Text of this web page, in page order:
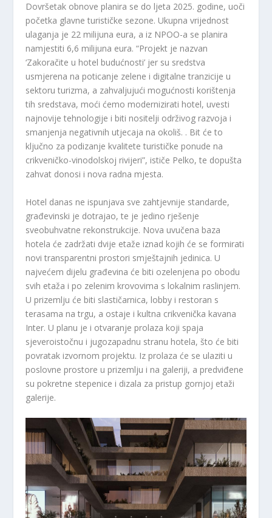
Dovršetak obnove planira se do ljeta 2025. godine, uoči
početka glavne turističke sezone. Ukupna vrijednost
ulaganja je 22 milijuna eura, a iz NPOO-a se planira
namjestiti 6,6 milijuna eura. “Projekt je nazvan
‘Zakoračite u hotel budućnosti’ jer su sredstva
usmjerena na poticanje zelene i digitalne tranzicije u
sektoru turizma, a zahvaljujući mogućnosti korištenja
tih sredstava, moći ćemo modernizirati hotel, uvesti
najnovije tehnologije i biti nositelji održivog razvoja i
smanjenja negativnih utjecaja na okoliš. . Bit će to
ključno za podizanje kvalitete turističke ponude na
crikveničko-vinodolskoj rivijeri”, ističe Pelko, te dopušta
zahvat donosi i nova radna mjesta.
Hotel danas ne ispunjava sve zahtjevnije standarde,
građevinski je dotrajao, te je jedino rješenje
sveobuhvatne rekonstrukcije. Nova uvučena baza
hotela će zadržati dvije etaže iznad kojih će se formirati
novi transparentni prostori smještajnih jedinica. U
najvećem dijelu građevina će biti ozelenjena po obodu
svih etaža i po zelenim krovovima s lokalnim raslinjem.
U prizemlju će biti slastičarnica, lobby i restoran s
terasama na trgu, a ostaje i kultna crikvenička kavana
Inter. U planu je i otvaranje prolaza koji spaja
sjeveroistočnu i jugozapadnu stranu hotela, što će biti
povratak izvornom projektu. Iz prolaza će se ulaziti u
poslovne prostore u prizemlju i na galeriji, a predviđene
su pokretne stepenice i dizala za pristup gornjoj etaži
galerije.